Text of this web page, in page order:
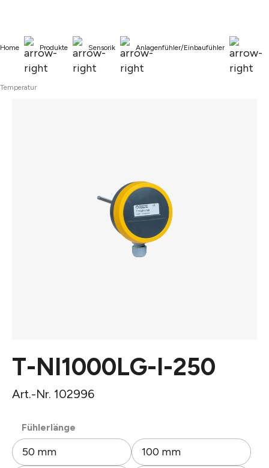
Home Produkte Sensorik Anlagenfühler/Einbaufühler
Temperatur
T-NI1000LG-I-250
Art.-Nr. 102996
Fühlerlänge
50 mm
100 mm